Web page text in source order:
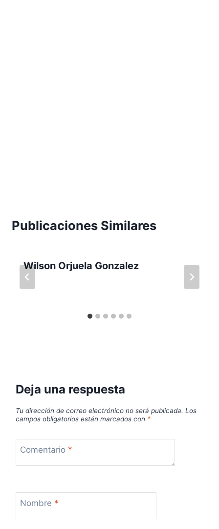
Publicaciones Similares
Wilson Orjuela Gonzalez
Deja una respuesta
Tu dirección de correo electrónico no será publicada. Los
campos obligatorios están marcados con *
Comentario *
Nombre *